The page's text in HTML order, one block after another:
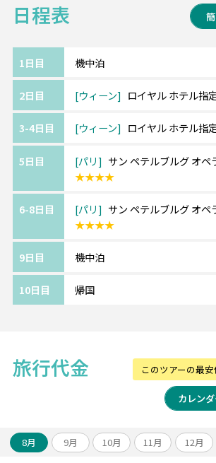
《『4ッ星』ウィーン/
ル。
ウィーンらしい華やかさ
スパ/Saint-Petersbourg
オペラ座から徒歩約5分の
テル。
館内や客室はアールデコ
日程表
1日目 機中泊
2日目 ウィーン ロイヤル ホテル指
3-4日目 ウィーン ロイヤル ホテル指
5日目 パリ
サン ペテルブルグ オペ
★★★★
6-8日目 パリ
サン ペテルブルグ オペ
★★★★
9日目 機中泊
10日目 帰国
旅行代金 このツアーの最安
カレン
8月 9月 10月 11月 12月